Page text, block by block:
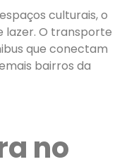
culturais, o
lazer. O transporte
que conectam
bairros da
no